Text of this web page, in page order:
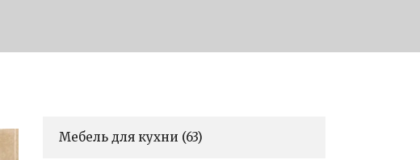
Мебель для кухни (63)